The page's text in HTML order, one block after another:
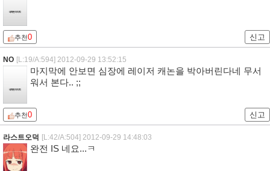
추천0 신고
NO [L:19/A:594] 2012-09-29 13:52:15
마지막에 안보면 심장에 레이저 캐논을 박아버린다네 무서
워서 본다.. ;;
추천0 신고
라스트오덕 [L:42/A:504] 2012-09-29 14:48:03
완전 IS 네요...ㅋ